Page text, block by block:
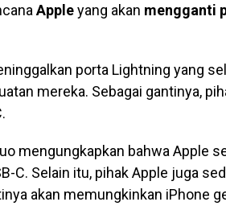
Appleyang akan mengganti
porta Lightning yang
mereka. Sebagai gantinya,
mengungkapkan bahwa Apple
C. Selain itu, pihak Apple juga
akan memungkinkan iPhone